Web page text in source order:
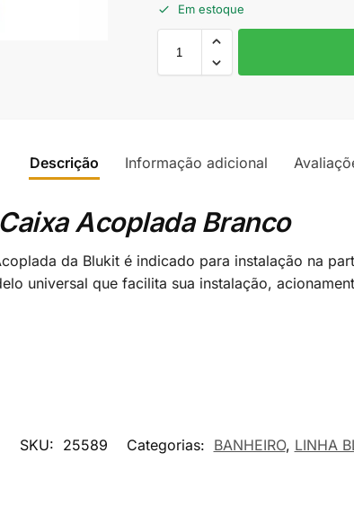
Em estoque
Descrição Informação adicional
Acoplada Branco
da Blukit é indicado para instalação na
universal que facilita sua instalação,
SKU: 25589 Categorias: BANHEIRO, LINHA